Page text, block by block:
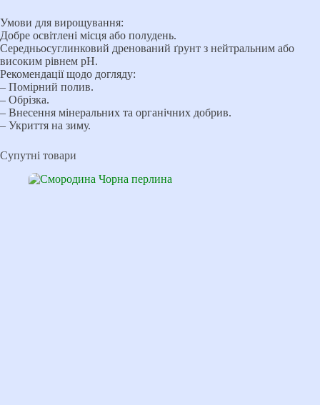
Умови для вирощування:
Добре освітлені місця або полудень.
Середньосуглинковий дренований ґрунт з нейтральним або
високим рівнем pH.
Рекомендації щодо догляду:
– Помірний полив.
– Обрізка.
– Внесення мінеральних та органічних добрив.
– Укриття на зиму.
Супутні товари